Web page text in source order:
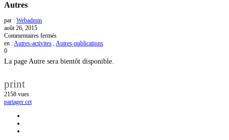
Autres
par : Webadmin
août 26, 2015
Commentaires fermés
Autres
en : Autres-activites
Autres-publications
0
La page Autre sera bientôt disponible.
print
2158 vues
partager cet